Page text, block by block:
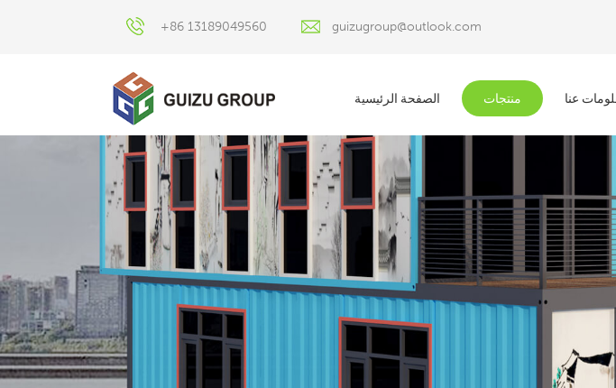
+86 13189049560 guizugroup@outlook.com
الصفحة الرئيسية منتجات عنا